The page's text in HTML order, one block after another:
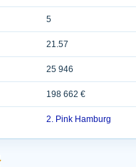
5
21.57
25 946
198 662 €
2. Pink Hamburg